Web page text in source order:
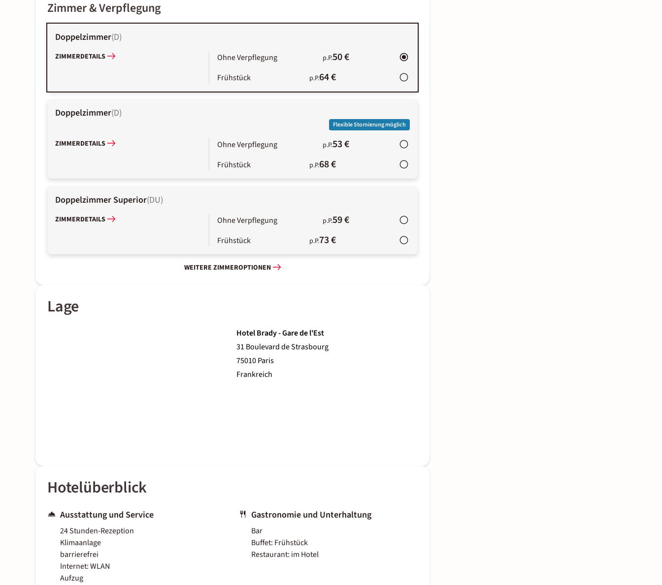
Zimmer & Verpflegung
Doppelzimmer(D)
ZIMMERDETAILS Ohne Verpflegung p.P.50 €
Frühstück p.P.64 €
Doppelzimmer(D)
Flexible Stornierung möglich
ZIMMERDETAILS Ohne Verpflegung p.P.53 €
Frühstück p.P.68 €
Doppelzimmer Superior(DU)
ZIMMERDETAILS Ohne Verpflegung p.P.59 €
Frühstück p.P.73 €
WEITERE ZIMMEROPTIONEN
Lage
Hotel Brady - Gare de l'Est
31 Boulevard de Strasbourg
75010 Paris
Frankreich
Hotelüberblick
Ausstattung und Service
24 Stunden-Rezeption
Klimaanlage
barrierefrei
Internet: WLAN
Aufzug
Gastronomie und Unterhaltung
Bar
Buffet: Frühstück
Restaurant: im Hotel